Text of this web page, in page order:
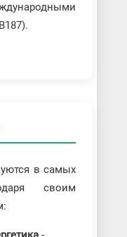
в самых
своим